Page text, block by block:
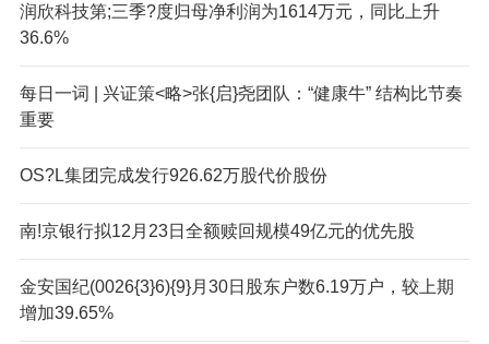
润欣科技第;三季?度归母净利润为1614万元，同比上升
36.6%
每日一词 | 兴证策<略>张{启}尧团队：“健康牛” 结构比节奏
重要
OS?L集团完成发行926.62万股代价股份
南!京银行拟12月23日全额赎回规模49亿元的优先股
金安国纪(0026{3}6){9}月30日股东户数6.19万户，较上期
增加39.65%